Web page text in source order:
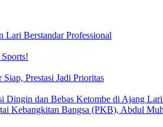
Berstandar Professional
Prestasi Jadi Prioritas
Dingin dan Bebas Ketombe di Ajang Lari